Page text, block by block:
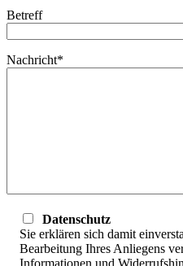
Betreff
Nachricht*
Datenschutz
Sie erklären sich damit
Bearbeitung Ihres Anliegens